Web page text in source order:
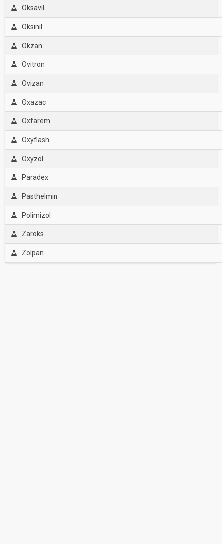
Oksavil
Oksinil
Okzan
Ovitron
Ovizan
Oxazac
Oxfarem
Oxyflash
Oxyzol
Paradex
Pasthelmin
Polimizol
Zaroks
Zolpan